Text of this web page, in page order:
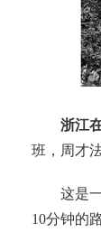
浙江
班，周才
这是一
10分钟的